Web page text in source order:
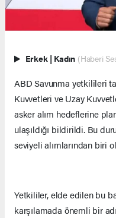
Erkek | Kadın (Haberi
ABD Savunma yetkilileri
Kuvvetleri ve Uzay
asker alım hedeflerine
ulaşıldığı bildirildi. Bu
seviyeli alımlarından biri
Yetkililer, elde edilen bu
karşılamada önemli bir